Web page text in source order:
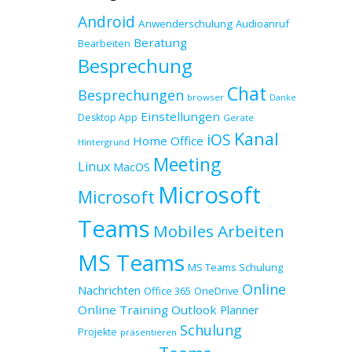
Android Anwenderschulung Audioanruf
Bearbeiten Beratung
Besprechung
Besprechungen browser Chat Danke
Desktop App Einstellungen Geräte
Hintergrund Home Office iOS Kanal
Linux MacOS Meeting
Microsoft Microsoft
Teams Mobiles Arbeiten
MS Teams MS Teams Schulung
Nachrichten Office 365 OneDrive Online
Online Training Outlook Planner
Projekte präsentieren Schulung